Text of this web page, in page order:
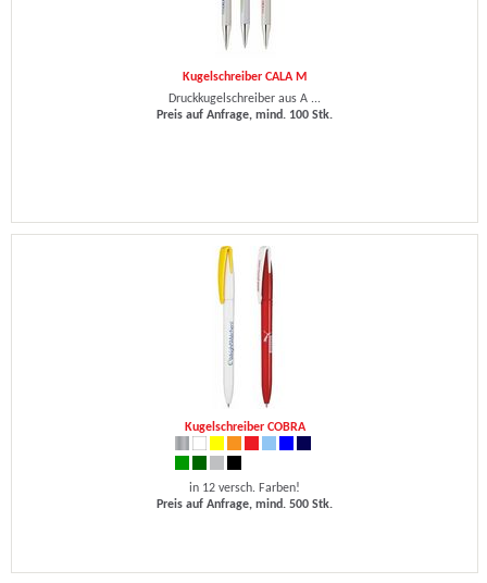
Kugelschreiber CALA M
Druckkugelschreiber aus A ...
Preis auf Anfrage, mind. 100 Stk.
Kugelschreiber COBRA
in 12 versch. Farben!
Preis auf Anfrage, mind. 500 Stk.